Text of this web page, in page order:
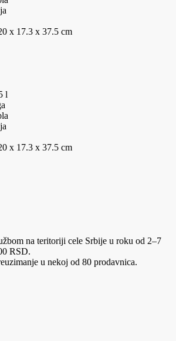
x 17.3 x 37.5 cm
l
x 17.3 x 37.5 cm
na teritoriji cele Srbije u roku od 2–7
RSD.
u nekoj od 80 prodavnica.